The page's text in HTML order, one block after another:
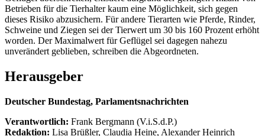
Betrieben für die Tierhalter kaum eine Möglichkeit, sich gegen
dieses Risiko abzusichern. Für andere Tierarten wie Pferde, Rinder,
Schweine und Ziegen sei der Tierwert um 30 bis 160 Prozent erhöht
worden. Der Maximalwert für Geflügel sei dagegen nahezu
unverändert geblieben, schreiben die Abgeordneten.
Herausgeber
Deutscher Bundestag, Parlamentsnachrichten
Verantwortlich: Frank Bergmann (V.i.S.d.P.)
Redaktion: Lisa Brüßler, Claudia Heine, Alexander Heinrich